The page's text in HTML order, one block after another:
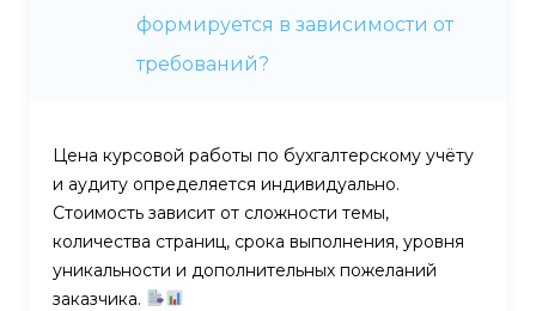
формируется в зависимости от
требований?
Цена курсовой работы по бухгалтерскому учёту
и аудиту определяется индивидуально.
Стоимость зависит от сложности темы,
количества страниц, срока выполнения, уровня
уникальности и дополнительных пожеланий
заказчика.